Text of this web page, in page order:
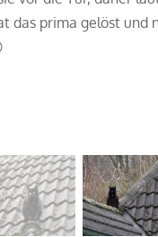
das prima gelöst und